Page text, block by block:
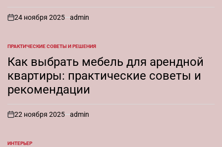
on
24 ноября 2025 admin
ОПУБЛИКОВАНО
В
ПРАКТИЧЕСКИЕ СОВЕТЫ И РЕШЕНИЯ
Как выбрать мебель для арендной
квартиры: практические советы и
рекомендации
on
22 ноября 2025 admin
ИНТЕРЬЕР